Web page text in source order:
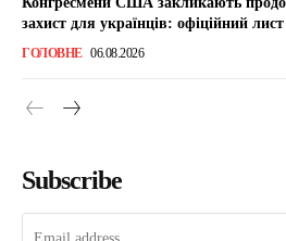
захист для українців: офіційний лист
ГОЛОВНЕ 06.08.2026
Subscribe